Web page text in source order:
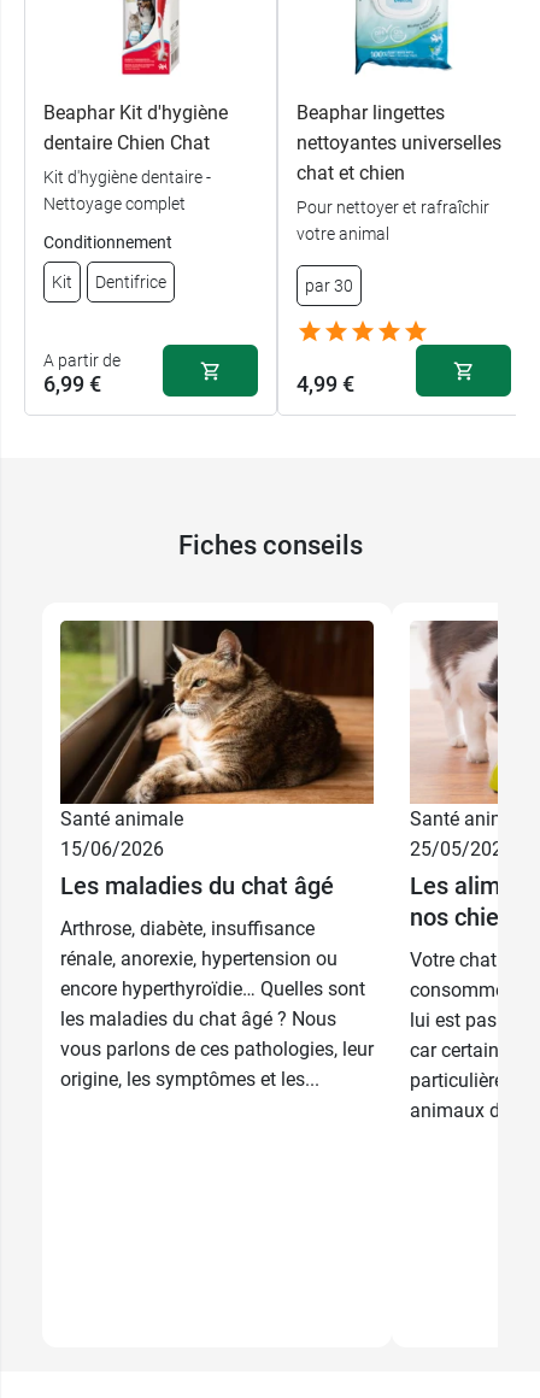
Beaphar Kit d'hygiène
dentaire Chien Chat
Kit d'hygiène dentaire -
Nettoyage complet
Conditionnement
Kit Dentifrice
A partir de
6,99 €
9,49 €
Beaphar lingettes
nettoyantes universelles
chat et chien
Pour nettoyer et rafraîchir
votre animal
par 30
4,99 €
Fiches conseils
Santé animale
15/06/2026
Les maladies du chat âgé
Arthrose, diabète, insuffisance
rénale, anorexie, hypertension ou
encore hyperthyroïdie… Quelles sont
les maladies du chat âgé ? Nous
vous parlons de ces pathologies, leur
origine, les symptômes et les...
Santé animale
25/05/2026
Les
nos chiens
Votre chat ou
consommer
lui est pas
car certains
animaux de